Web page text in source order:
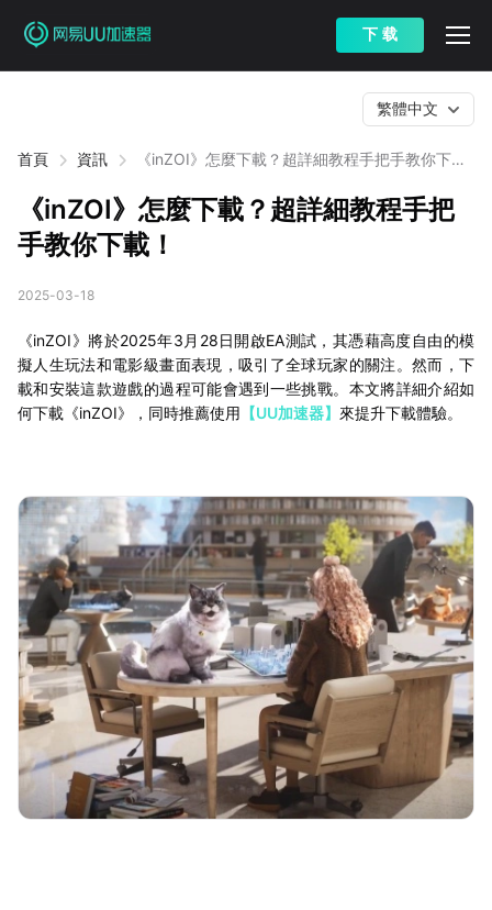
下 载
首頁 資訊
《inZOI》怎麼下載？超詳細教程手把手教你下
繁體中文
《inZOI》怎麼下載？超詳細教程手把
手教你下載！
2025-03-18
《inZOI》將於2025年3月28日開啟EA測試，其憑藉高度自由的模
擬人生玩法和電影級畫面表現，吸引了全球玩家的關注。然而，下
載和安裝這款遊戲的過程可能會遇到一些挑戰。本文將詳細介紹如
何下載《inZOI》，同時推薦使用 【UU加速器】 來提升下載體驗。